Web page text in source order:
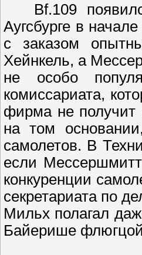
Bf.109
Аугсбурге в
с заказом
Хейнкель, а
не особо
комиссариата,
фирма не получит
на том
самолетов. В
если
конкуренции
секретариата по
Мильх полагал
Байерише